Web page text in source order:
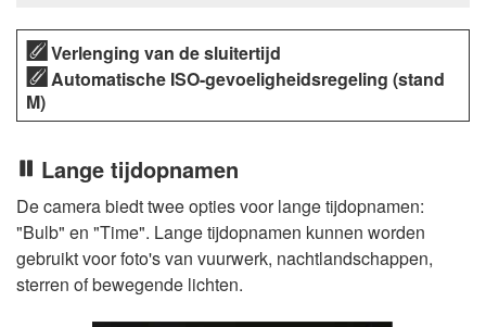
Verlenging van de sluitertijd
Automatische ISO-gevoeligheidsregeling (stand
M)
Lange tijdopnamen
De camera biedt twee opties voor lange tijdopnamen:
"Bulb" en "Time". Lange tijdopnamen kunnen worden
gebruikt voor foto's van vuurwerk, nachtlandschappen,
sterren of bewegende lichten.